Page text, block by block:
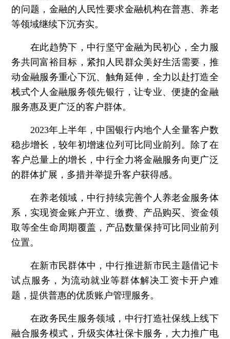
的问题，金融的人民性要求金融机构在普惠、养老
等领域继续下沉夯实。
在此趋势下，中行坚守金融为民初心，全力服
务共同富裕目标，紧扣人民群众美好生活需要，推
动金融服务重心下沉、触角延伸，全力以赴打造全
栈式个人金融服务领先银行，让专业、便捷的金融
服务惠及更广泛的客户群体。
2023年上半年，中国银行内地个人全量客户数
稳步增长，较年初增速位列可比同业前列。除了在
客户总量上的增长，中行全力将金融服务向更广泛
的群体扩展，多措并举提升客户获得感。
在养老领域， 中行持续完善个人养老金服务体
系，实现资金账户开立、缴费、产品购买、资金领
取等全生命周期覆盖，产品数量保持可比同业前列
位置。
在新市民群体中， 中行推进新市民主题借记卡
试点服务，为流动就业等群体解决工资卡开户难
题，提供普惠的优质账户管理服务。
在政务民生服务领域， 中行打造社保线上线下
融合服务模式，升级实体社保卡服务，大力推广电